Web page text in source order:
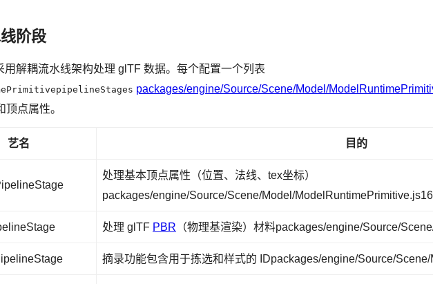
阶段
用解耦流水线架构处理 glTF 数据。每个配置一个列表
packages/engine/Source/Scene/Model/
顶点属性。
艺名 目的
处理基本顶点属性（位置、法线、tex坐标）
packages/engine/Source/Scene/Model/ModelRuntimePrimitive.js16
处理 glTF PBR （物理基渲染）材料packages/engine/Source/
摘录功能包含用于拣选和样式的 IDpackages/engine/Source/